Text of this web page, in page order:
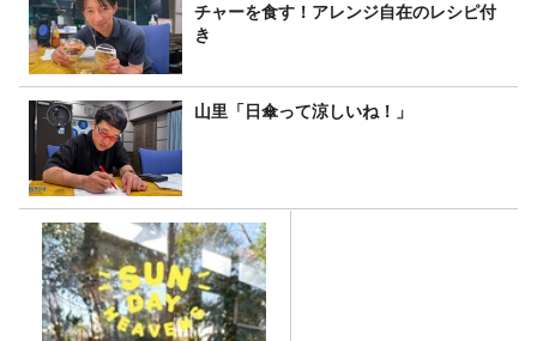
チャーを食す！アレンジ自在のレシピ付
き
山里「日傘って涼しいね！」